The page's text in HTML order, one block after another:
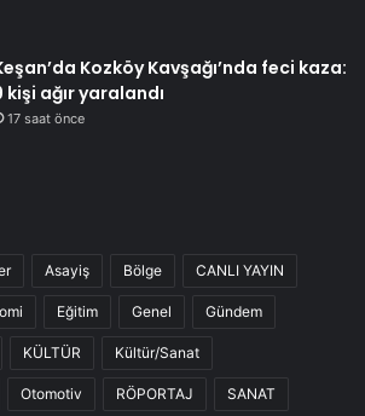
Kozköy Kavşağı’nda feci kaza:
kişi ağır yaralandı
17 saat önce
Asayiş Bölge CANLI YAYIN
Eğitim Genel Gündem
KÜLTÜR Kültür/Sanat
Otomotiv RÖPORTAJ SANAT